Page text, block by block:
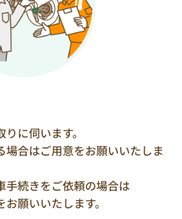
に伺います。
場合はご用意をお願いいたしま
手続きをご依頼の場合は
願いいたします。